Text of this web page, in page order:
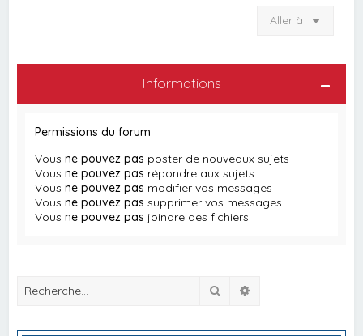
Aller à
Informations
Permissions du forum
Vousne pouvez pas poster de nouveaux sujets
Vousne pouvez pas répondre aux sujets
Vousne pouvez pas modifier vos messages
Vousne pouvez pas supprimer vos messages
Vousne pouvez pas joindre des fichiers
Rechercher